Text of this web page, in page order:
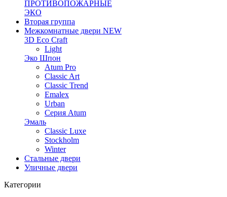
ПРОТИВОПОЖАРНЫЕ
ЭКО
Вторая группа
Межкомнатные двери NEW
3D Eco Craft
Light
Эко Шпон
Atum Pro
Classic Art
Classic Trend
Emalex
Urban
Серия Atum
Эмаль
Classic Luxe
Stockholm
Winter
Стальные двери
Уличные двери
Категории